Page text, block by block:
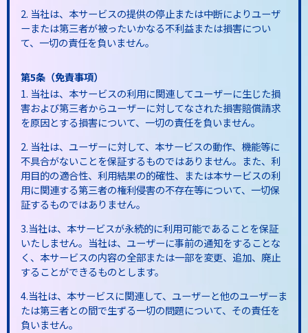
2. 当社は、本サービスの提供の停止または中断によりユーザ
ーまたは第三者が被ったいかなる不利益または損害につい
て、一切の責任を負いません。
第5条（免責事項）
1. 当社は、本サービスの利用に関連してユーザーに生じた損
害および第三者からユーザーに対してなされた損害賠償請求
を原因とする損害について、一切の責任を負いません。
2. 当社は、ユーザーに対して、本サービスの動作、機能等に
不具合がないことを保証するものではありません。また、利
用目的の適合性、利用結果の的確性、または本サービスの利
用に関連する第三者の権利侵害の不存在等について、一切保
証するものではありません。
3.当社は、本サービスが永続的に利用可能であることを保証
いたしません。当社は、ユーザーに事前の通知をすることな
く、本サービスの内容の全部または一部を変更、追加、廃止
することができるものとします。
4.当社は、本サービスに関連して、ユーザーと他のユーザーま
たは第三者との間で生ずる一切の問題について、その責任を
負いません。